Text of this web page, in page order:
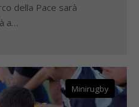
della Pace sarà
a…
Minirugby